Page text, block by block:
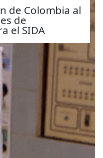
de Colombia al
de
el SIDA